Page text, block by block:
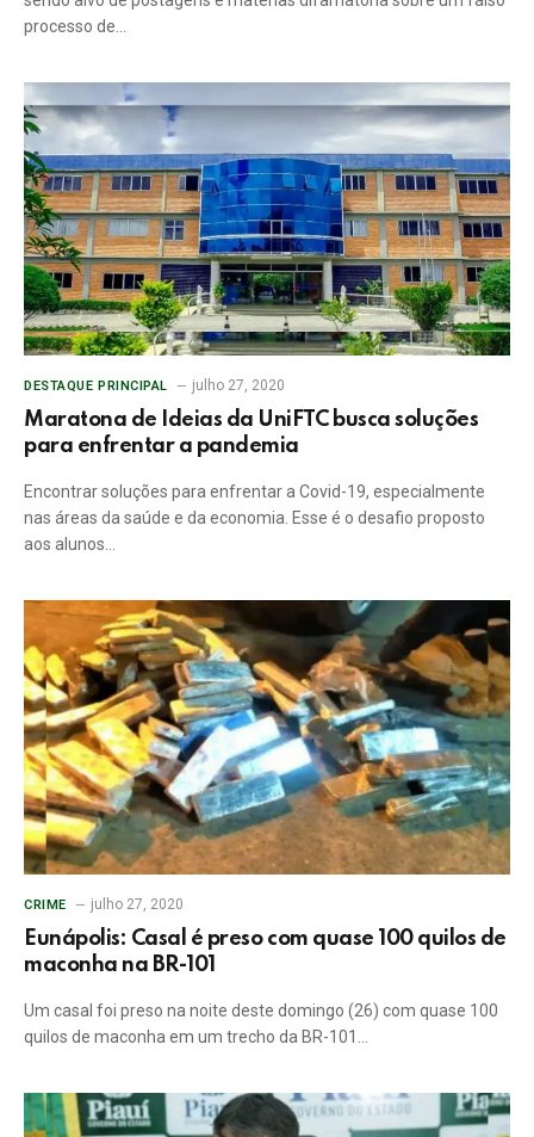
processo de…
DESTAQUE PRINCIPAL julho 27, 2020
Maratona de Ideias da UniFTC busca soluções
para enfrentar a pandemia
Encontrar soluções para enfrentar a Covid-19, especialmente
nas áreas da saúde e da economia. Esse é o desafio proposto
aos alunos…
CRIME julho 27, 2020
Eunápolis: Casal é preso com quase 100 quilos de
maconha na BR-101
Um casal foi preso na noite deste domingo (26) com quase 100
quilos de maconha em um trecho da BR-101…